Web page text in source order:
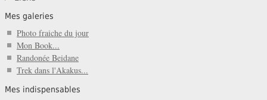
Mes galeries
Photo fraiche du jour
Mon Book...
Randonée Beidane
Trek dans l'Akakus...
Mes indispensables